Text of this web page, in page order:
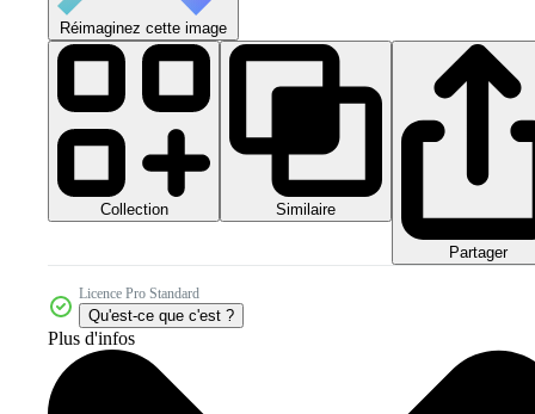
Réimaginez cette image
Collection Similaire
Partager
Licence Pro Standard
Qu'est-ce que c'est ?
Plus d'infos